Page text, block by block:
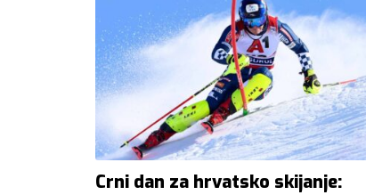
Crni dan za hrvatsko skijanje: